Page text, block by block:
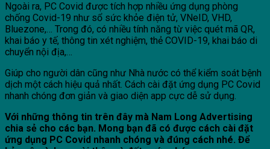
Ngoài ra, PC Covid được tích hợp nhiều ứng dụng phòng
chống Covid-19 như sổ sức khỏe điện tử, VNeID, VHD,
Bluezone,… Trong đó, có nhiều tính năng từ việc quét mã QR,
khai báo y tế, thông tin xét nghiệm, thẻ COVID-19, khai báo di
chuyển nội địa,…
Giúp cho người dân cũng như Nhà nước có thể kiểm soát bệnh
dịch một cách hiệu quả nhất. Cách cài đặt ứng dụng PC Covid
nhanh chóng đơn giản và giao diện app cực dễ sử dụng.
Với những thông tin trên đây mà Nam Long Advertising
chia sẻ cho các bạn. Mong bạn đã có được cách cài đặt
ứng dụng PC Covid nhanh chóng và đúng cách nhé. Để